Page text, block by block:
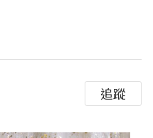
追蹤